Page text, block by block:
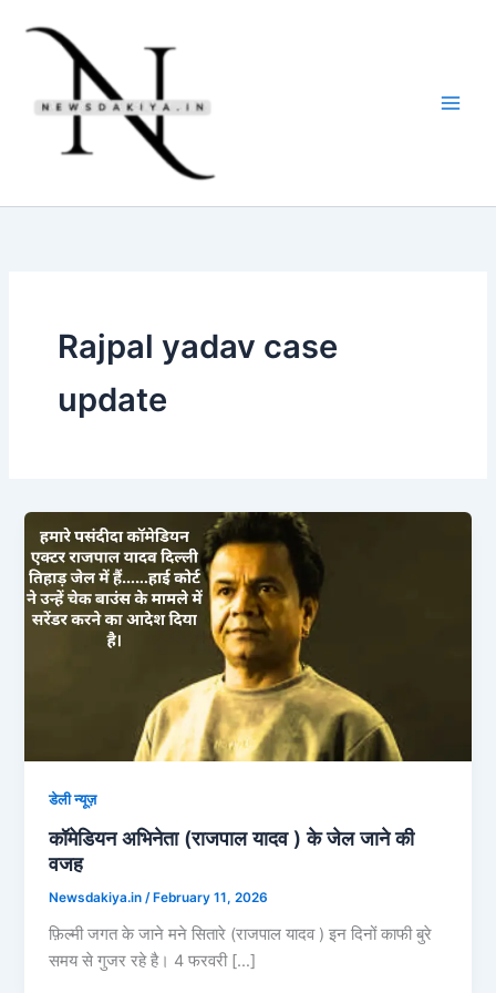
Rajpal yadav case
update
डेली न्यूज़
कॉमेडियन अभिनेता (राजपाल यादव ) के जेल जाने की
वजह
Newsdakiya.in/February 11, 2026
फ़िल्मी जगत के जाने मने सितारे (राजपाल यादव ) इन दिनों काफी बुरे
समय से गुजर रहे है। 4 फरवरी […]